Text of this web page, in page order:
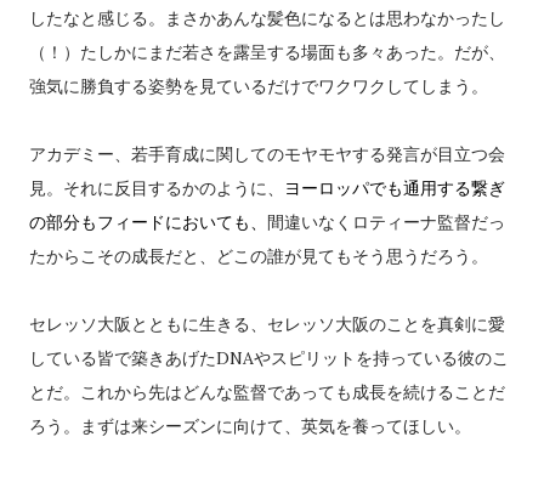
したなと感じる。まさかあんな髪色になるとは思わなかったし
（！）たしかにまだ若さを露呈する場面も多々あった。だが、
強気に勝負する姿勢を見ているだけでワクワクしてしまう。
アカデミー、若手育成に関してのモヤモヤする発言が目立つ会
見。それに反目するかのように、
ヨーロッパでも通用する繋ぎ
の部分もフィードにおいても、 間違いなくロティーナ監督だっ
たからこその成長だと、どこの誰が見てもそう思うだろう。
セレッソ大阪とともに生きる、セレッソ大阪のことを真剣に愛
している皆で築きあげたDNAやスピリットを持っている彼のこ
とだ。これから先はどんな監督であっても成長を続けることだ
ろう。まずは来シーズンに向けて、英気を養ってほしい。